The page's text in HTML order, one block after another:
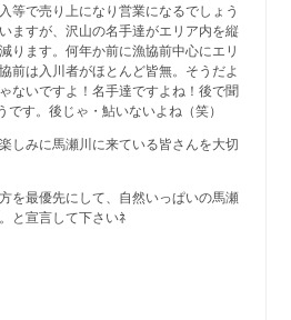
等で売り上になり営業になるでしょう
ますが、沢山の名手達がエリア内を縦
ります。何年か前に漁協前中心にエリ
前は入川者がほとんど皆無。そうだよ
ないですよ！名手達ですよね！後で聞
す。後じゃ・鮎いないよね（笑）
しみに馬瀬川に来ている皆さんを大切
を最優先にして、自然いっぱいの馬瀬
と宣言して下さいﾈ